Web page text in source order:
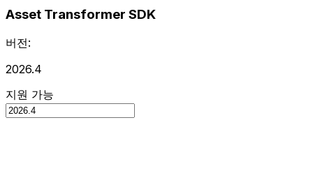
Asset Transformer SDK
버전:
2026.4
지원 가능